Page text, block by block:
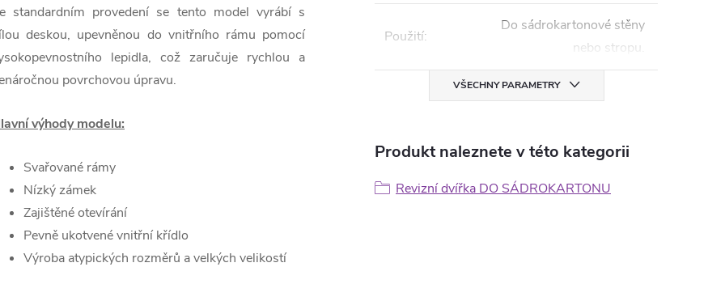
standardním provedení se tento model vyrábí s
deskou, upevněnou do vnitřního rámu pomocí
lepidla, což zaručuje rychlou a
povrchovou úpravu.
výhody modelu:
Svařované rámy
Nízký zámek
Zajištěné otevírání
Pevně ukotvené vnitřní křídlo
Výroba atypických rozměrů a velkých velikostí
Použití:
Do sádrokartonové stěny
nebo stropu.
VŠECHNY PARAMETRY
Produkt naleznete v této kategorii
Revizní dvířka DO SÁDROKARTONU